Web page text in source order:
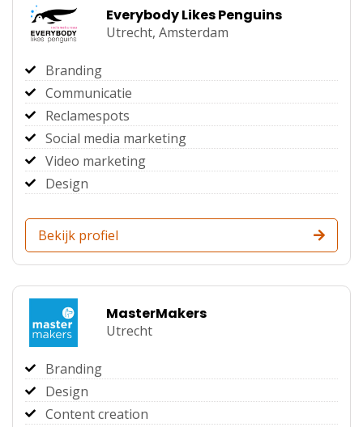
Everybody Likes Penguins
Utrecht, Amsterdam
Branding
Communicatie
Reclamespots
Social media marketing
Video marketing
Design
Bekijk profiel
MasterMakers
Utrecht
Branding
Design
Content creation